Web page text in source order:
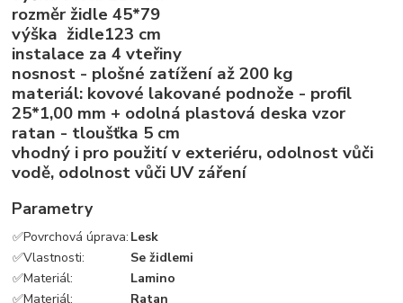
rozměr židle 45*79
výška židle123 cm
instalace za 4 vteřiny
nosnost - plošné zatížení až 200 kg
materiál: kovové lakované podnože - profil
25*1,00 mm + odolná plastová deska vzor
ratan - tloušťka 5 cm
vhodný i pro použití v exteriéru, odolnost vůči
vodě, odolnost vůči UV záření
Parametry
✅Povrchová úprava: Lesk
✅Vlastnosti:
Se židlemi
✅Materiál:
Lamino
✅Materiál: Ratan